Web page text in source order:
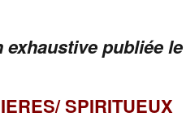
exhaustive publiée
SPIRITUEUX